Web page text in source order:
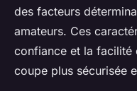
des facteurs
amateurs. Ces
confiance et la facilité
coupe plus sécurisée